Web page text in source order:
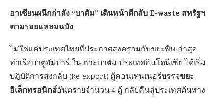
อาเซียนผนึกกำลัง “บาตัม” เดินหน้าตีกลับ E-waste สหรัฐฯ
ตามรอยแหลมฉบัง
ไม่ใช่แค่ประเทศไทยที่ประกาศสงครามกับขยะพิษ ล่าสุด
ท่าเรือบาตูอัมปาร์ ในเกาะบาตัม ประเทศอินโดนีเซีย ได้เริ่ม
ปฏิบัติการส่งกลับ (Re-export) ตู้คอนเทนเนอร์บรรจุขยะ
อิเล็กทรอนิกส์อันตรายจำนวน 4 ตู้ กลับคืนสู่ประเทศต้นทาง